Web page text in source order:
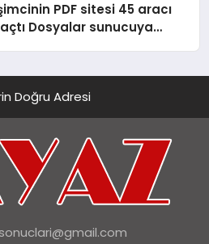
PDF sitesi 45 aracı
Dosyalar sunucuya
Doğru Adresi